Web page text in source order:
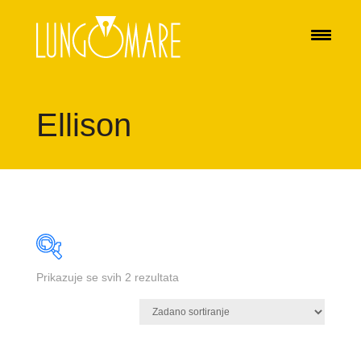
Ellison
Prikazuje se svih 2 rezultata